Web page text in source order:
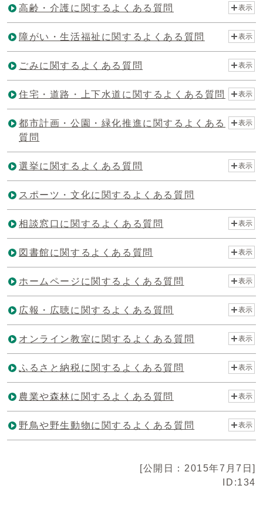
高齢・介護に関するよくある質問 表示
障がい・生活福祉に関するよくある質問 表示
ごみに関するよくある質問 表示
住宅・道路・上下水道に関するよくある質問 表示
都市計画・公園・緑化推進に関するよくある
質問
表示
選挙に関するよくある質問 表示
スポーツ・文化に関するよくある質問
相談窓口に関するよくある質問 表示
図書館に関するよくある質問 表示
ホームページに関するよくある質問 表示
広報・広聴に関するよくある質問 表示
オンライン教室に関するよくある質問 表示
ふるさと納税に関するよくある質問 表示
農業や森林に関するよくある質問 表示
野鳥や野生動物に関するよくある質問 表示
[公開日：2015年7月7日]
ID:134